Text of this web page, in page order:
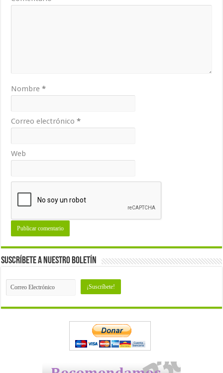
Nombre*
Correo electrónico*
Web
Suscríbete a nuestro Boletín